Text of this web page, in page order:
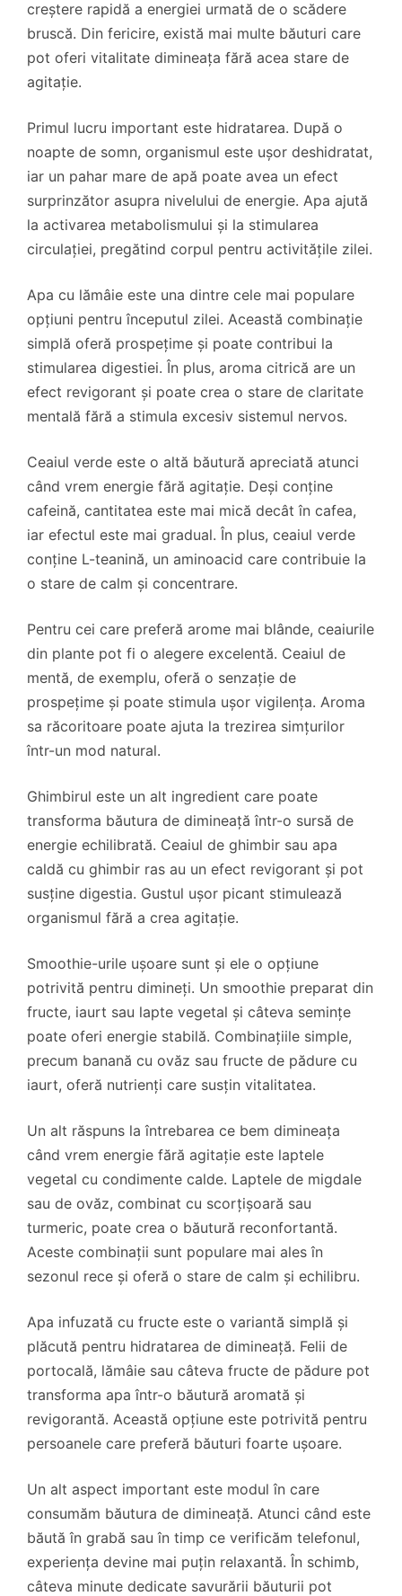
creștere rapidă a energiei urmată de o scădere
bruscă. Din fericire, există mai multe băuturi care
pot oferi vitalitate dimineața fără acea stare de
agitație.
Primul lucru important este hidratarea. După o
noapte de somn, organismul este ușor deshidratat,
iar un pahar mare de apă poate avea un efect
surprinzător asupra nivelului de energie. Apa ajută
la activarea metabolismului și la stimularea
circulației, pregătind corpul pentru activitățile zilei.
Apa cu lămâie este una dintre cele mai populare
opțiuni pentru începutul zilei. Această combinație
simplă oferă prospețime și poate contribui la
stimularea digestiei. În plus, aroma citrică are un
efect revigorant și poate crea o stare de claritate
mentală fără a stimula excesiv sistemul nervos.
Ceaiul verde este o altă băutură apreciată atunci
când vrem energie fără agitație. Deși conține
cafeină, cantitatea este mai mică decât în cafea,
iar efectul este mai gradual. În plus, ceaiul verde
conține L-teanină, un aminoacid care contribuie la
o stare de calm și concentrare.
Pentru cei care preferă arome mai blânde, ceaiurile
din plante pot fi o alegere excelentă. Ceaiul de
mentă, de exemplu, oferă o senzație de
prospețime și poate stimula ușor vigilența. Aroma
sa răcoritoare poate ajuta la trezirea simțurilor
într-un mod natural.
Ghimbirul este un alt ingredient care poate
transforma băutura de dimineață într-o sursă de
energie echilibrată. Ceaiul de ghimbir sau apa
caldă cu ghimbir ras au un efect revigorant și pot
susține digestia. Gustul ușor picant stimulează
organismul fără a crea agitație.
Smoothie-urile ușoare sunt și ele o opțiune
potrivită pentru dimineți. Un smoothie preparat din
fructe, iaurt sau lapte vegetal și câteva semințe
poate oferi energie stabilă. Combinațiile simple,
precum banană cu ovăz sau fructe de pădure cu
iaurt, oferă nutrienți care susțin vitalitatea.
Un alt răspuns la întrebarea ce bem dimineața
când vrem energie fără agitație este laptele
vegetal cu condimente calde. Laptele de migdale
sau de ovăz, combinat cu scorțișoară sau
turmeric, poate crea o băutură reconfortantă.
Aceste combinații sunt populare mai ales în
sezonul rece și oferă o stare de calm și echilibru.
Apa infuzată cu fructe este o variantă simplă și
plăcută pentru hidratarea de dimineață. Felii de
portocală, lămâie sau câteva fructe de pădure pot
transforma apa într-o băutură aromată și
revigorantă. Această opțiune este potrivită pentru
persoanele care preferă băuturi foarte ușoare.
Un alt aspect important este modul în care
consumăm băutura de dimineață. Atunci când este
băută în grabă sau în timp ce verificăm telefonul,
experiența devine mai puțin relaxantă. În schimb,
câteva minute dedicate savurării băuturii pot